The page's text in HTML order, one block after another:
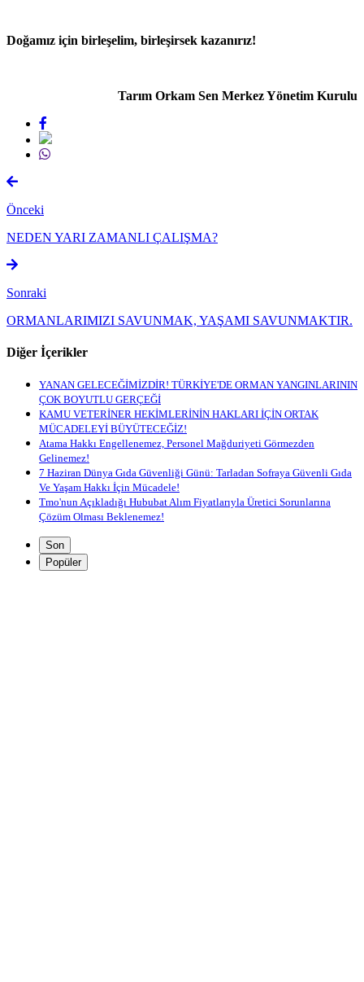
Doğamız için birleşelim, birleşirsek kazanırız!
Tarım Orkam Sen Merkez Yönetim Kurulu
Önceki
NEDEN YARI ZAMANLI ÇALIŞMA?
Sonraki
ORMANLARIMIZI SAVUNMAK, YAŞAMI SAVUNMAKTIR.
Diğer İçerikler
YANAN GELECEĞİMİZDİR! TÜRKİYE'DE ORMAN YANGINLARININ
ÇOK BOYUTLU GERÇEĞİ
KAMU VETERİNER HEKİMLERİNİN HAKLARI İÇİN ORTAK
MÜCADELEYİ BÜYÜTECEĞİZ!
Atama Hakkı Engellenemez, Personel Mağduriyeti Görmezden
Gelinemez!
7 Haziran Dünya Gıda Güvenliği Günü: Tarladan Sofraya Güvenli Gıda
Ve Yaşam Hakkı İçin Mücadele!
Tmo'nun Açıkladığı Hububat Alım Fiyatlarıyla Üretici Sorunlarına
Çözüm Olması Beklenemez!
Son
Popüler